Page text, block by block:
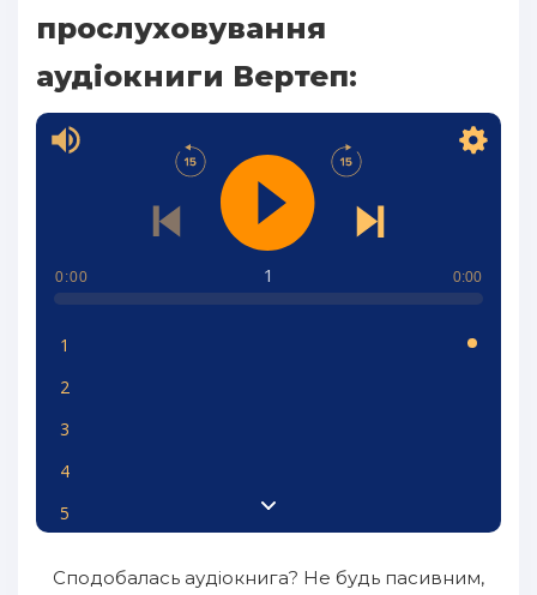
прослуховування
аудіокниги Вертеп:
1
0:00 0:00
1
2
3
4
5
Сподобалась аудіокнига? Не будь пасивним,